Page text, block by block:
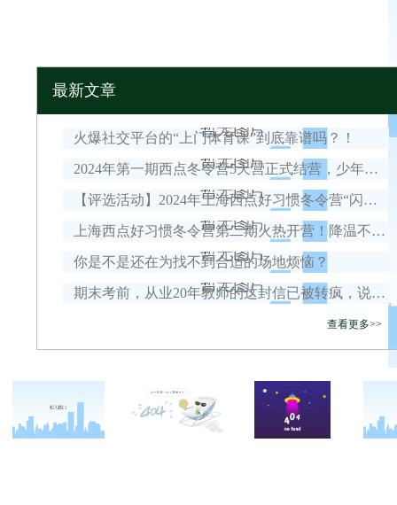
最新文章
火爆社交平台的“上门体育课”到底靠谱吗？！
2024年第一期西点冬令营5天营正式结营，少年壮志，热血沸腾！
【评选活动】2024年上海西点好习惯冬令营“闪耀之星”投票开始啦！！
上海西点好习惯冬令营第二期火热开营！降温不降热，用热血谱写青春篇章！
你是不是还在为找不到合适的场地烦恼？
期末考前，从业20年教师的这封信已被转疯，说的太在理了！
查看更多>>